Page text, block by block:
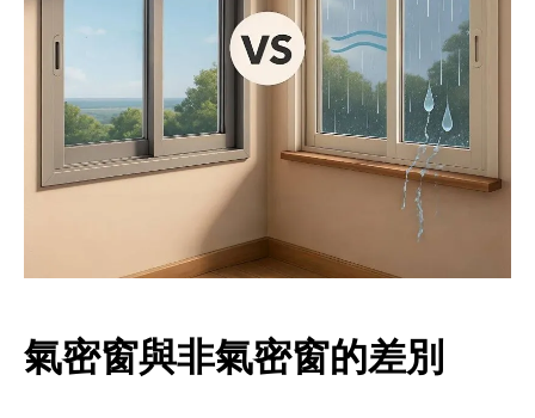
氣密窗與非氣密窗的差別